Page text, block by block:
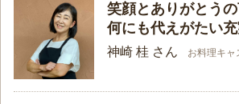
笑顔とありがとう
何にも代えがたい
神崎 桂 さん お料理キャ